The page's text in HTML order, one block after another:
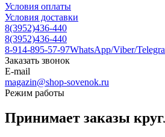
Условия оплаты
Условия доставки
8(3952)436-440
8(3952)436-440
8-914-895-57-97WhatsApp/Viber/
Заказать звонок
E-mail
magazin@shop-sovenok.ru
Режим работы
Принимает заказы